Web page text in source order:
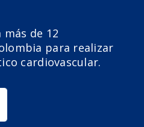
más de 12
para realizar
cardiovascular.